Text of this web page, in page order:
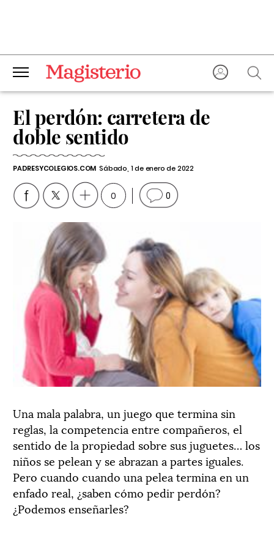
El perdón: carretera de
doble sentido
PADRESYCOLEGIOS.COM Sábado, 1 de enero de 2022
0 0
Una mala palabra, un juego que termina sin
reglas, la competencia entre compañeros, el
sentido de la propiedad sobre sus juguetes… los
niños se pelean y se abrazan a partes iguales.
Pero cuando cuando una pelea termina en un
enfado real, ¿saben cómo pedir perdón?
¿Podemos enseñarles?